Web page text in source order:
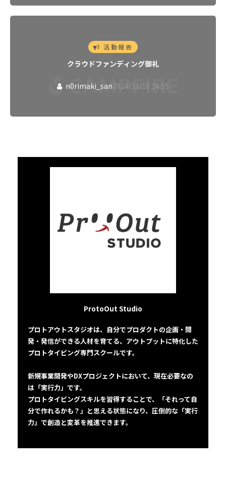
活動報告
クラウドファンディング御礼
n0rimaki_san2024/11/10 16:55
ProtoOut Studio
プロトアウトスタジオは、自分でプロダクトの企画・開
発・発信ができる人材を育てる、アウトプットに特化した
プロトタイピング専門スクールです。
新規事業開発やDXプロジェクトにおいて、現在必要なの
は「実行力」です。
プロトタイピングスキルを習得することで、「それって自
分で作れるかも？」と思える状態になり、圧倒的な「実行
力」で創造と変革を推進できます。